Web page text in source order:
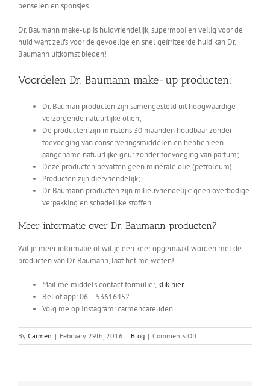
penselen en sponsjes.
Dr. Baumann make-up is huidvriendelijk, supermooi en veilig voor de
huid want zelfs voor de gevoelige en snel geïrriteerde huid kan Dr.
Baumann uitkomst bieden!
Voordelen Dr. Baumann make-up producten:
Dr. Bauman producten zijn samengesteld uit hoogwaardige
verzorgende natuurlijke oliën;
De producten zijn minstens 30 maanden houdbaar zonder
toevoeging van conserveringsmiddelen en hebben een
aangename natuurlijke geur zonder toevoeging van parfum;
Deze producten bevatten geen minerale olie (petroleum)
Producten zijn diervriendelijk;
Dr. Baumann producten zijn milieuvriendelijk: geen overbodige
verpakking en schadelijke stoffen.
Meer informatie over Dr. Baumann producten?
Wil je meer informatie of wil je een keer opgemaakt worden met de
producten van Dr. Baumann, laat het me weten!
Mail me middels contact formulier, klik hier
Bel of app: 06 – 53616452
Volg me op Instagram: carmencareuden
By Carmen | February 29th, 2016 | Blog | Comments Offon
Make-